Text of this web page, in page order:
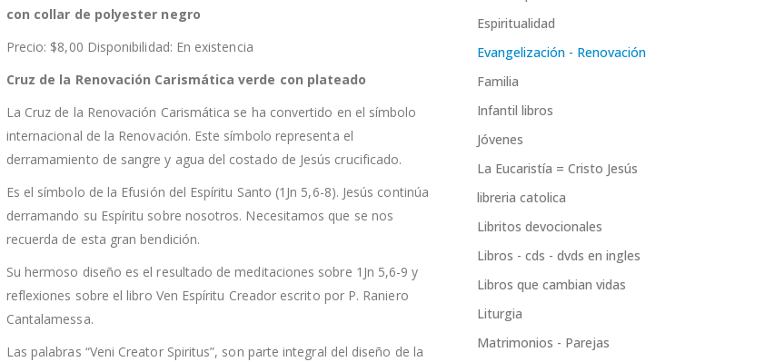
con collar de polyester negro
Precio: $8,00 Disponibilidad: En existencia
Cruz de la Renovación Carismática verde con plateado
La Cruz de la Renovación Carismática se ha convertido en el símbolo
internacional de la Renovación. Este símbolo representa el
derramamiento de sangre y agua del costado de Jesús crucificado.
Es el símbolo de la Efusión del Espíritu Santo (1Jn 5,6-8). Jesús continúa
derramando su Espíritu sobre nosotros. Necesitamos que se nos
recuerda de esta gran bendición.
Su hermoso diseño es el resultado de meditaciones sobre 1Jn 5,6-9 y
reflexiones sobre el libro Ven Espíritu Creador escrito por P. Raniero
Cantalamessa.
Las palabras “Veni Creator Spiritus”, son parte integral del diseño de la
Espiritualidad
Evangelización - Renovación
Familia
Infantil libros
Jóvenes
La Eucaristía = Cristo Jesús
libreria catolica
Libritos devocionales
Libros - cds - dvds en ingles
Libros que cambian vidas
Liturgia
Matrimonios - Parejas